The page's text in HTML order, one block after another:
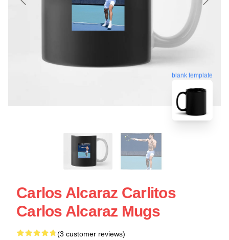
blank template
Carlos Alcaraz Carlitos
Carlos Alcaraz Mugs
(3 customer reviews)